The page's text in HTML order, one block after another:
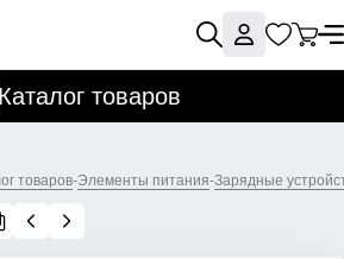
Каталог товаров
товаров-Элементы питания-Зарядные